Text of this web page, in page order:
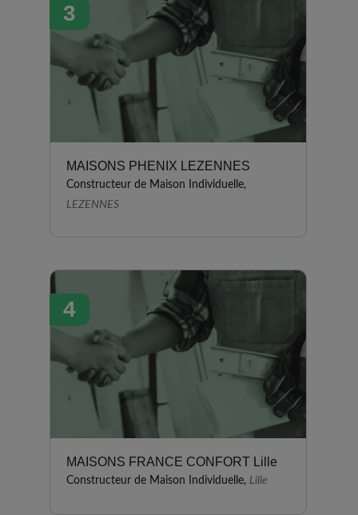
3
MAISONS PHENIX LEZENNES
Constructeur de Maison Individuelle,
LEZENNES
4
MAISONS FRANCE CONFORT Lille
Constructeur de Maison Individuelle, Lille